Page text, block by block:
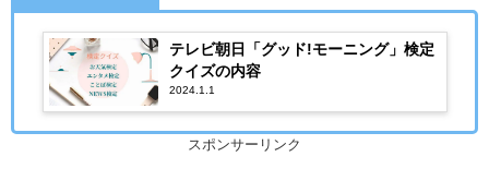
テレビ朝日「グッド!モーニング」検定
クイズの内容
2024.1.1
スポンサーリンク